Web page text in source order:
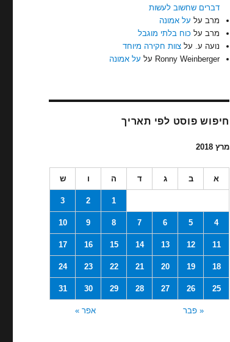
דברים שחשוב לעשות
מרב על על אמונה
מרב על כוח בלתי מוגבל
נועה ע. עלצוות חקירה מיוחד
Ronny Weinberger על על אמונה
חיפוש פוסט לפי תאריך
מרץ 2018
א ב ג ד ה ו ש
1
2
3
4
5
6
7
8
9
10
11
12
13
14
15
16
17
18
19
20
21
22
23
24
25
26
27
28
29
30
31
« פבר אפר »